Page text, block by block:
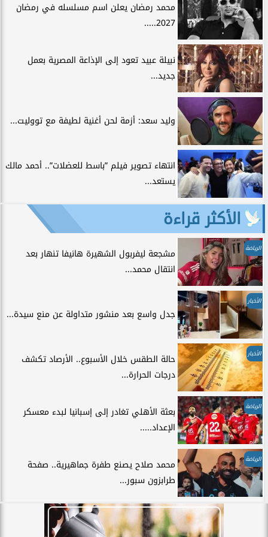
محمد رمضان يعلن اسم مسلسله في رمضان
2027.....
نبيلة عبيد تعود إلى الإذاعة المصرية بعمل
جديد...
وليد سعد: أزمة لحن أغنية لطيفة مع تووليت...
انتهاء تصوير فيلم ”باسط للعضلات”.. أحمد مالك
يستعد...
الأكثر قراءة
الرياضة
مشجعة ليفربول الشهيرة هانيفا تنهار بعد
انتقال محمد...
الأخبار
جدل واسع بعد منشور متداولة عن منع سيدة...
الأخبار
حالة الطقس خلال الأسبوع.. الأرصاد تكشف
درجات الحرارة...
الرياضة
بعثة الأهلي تغادر إلى إسبانيا لبدء معسكر
الإعداد.....
الرياضة
محمد صلاح يصنع طفرة جماهيرية.. صفحة
طرابزون سبور...